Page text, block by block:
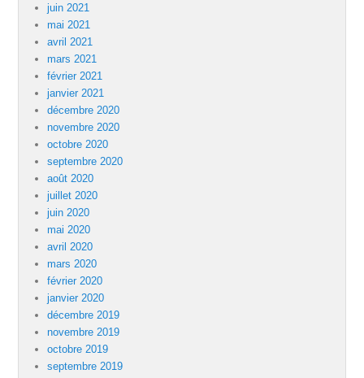
juin 2021
mai 2021
avril 2021
mars 2021
février 2021
janvier 2021
décembre 2020
novembre 2020
octobre 2020
septembre 2020
août 2020
juillet 2020
juin 2020
mai 2020
avril 2020
mars 2020
février 2020
janvier 2020
décembre 2019
novembre 2019
octobre 2019
septembre 2019